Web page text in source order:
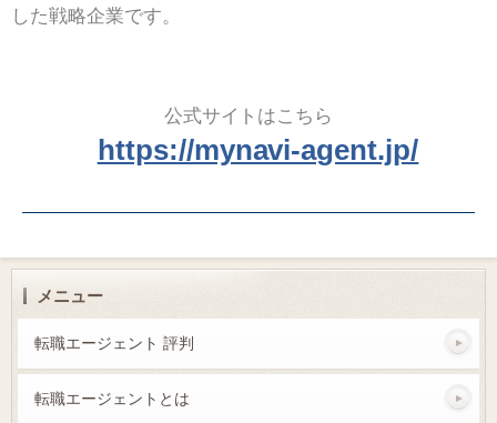
した戦略企業です。
公式サイトはこちら
https://mynavi-agent.jp/
メニュー
転職エージェント 評判
転職エージェントとは